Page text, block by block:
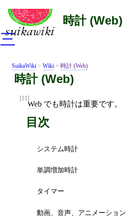
時計 (Web)
SuikaWiki > Wiki > 時計 (Web)
時計 (Web)
[11]
Web でも時計は重要です。
目次
システム時計
単調増加時計
タイマー
動画、音声、アニメーション
三